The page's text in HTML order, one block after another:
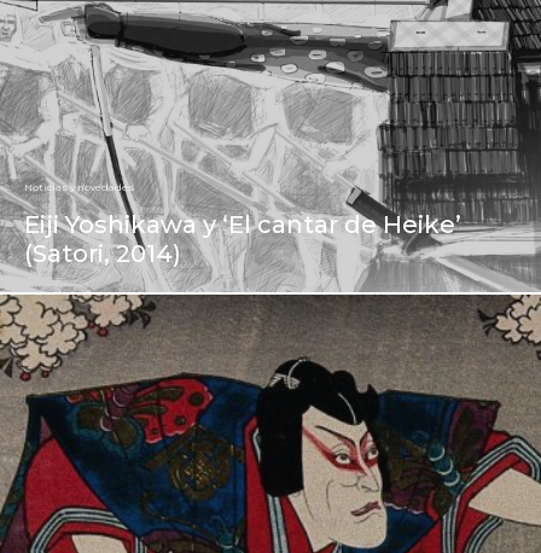
Noticias y novedades
Eiji Yoshikawa y ‘El cantar de Heike’
(Satori, 2014)